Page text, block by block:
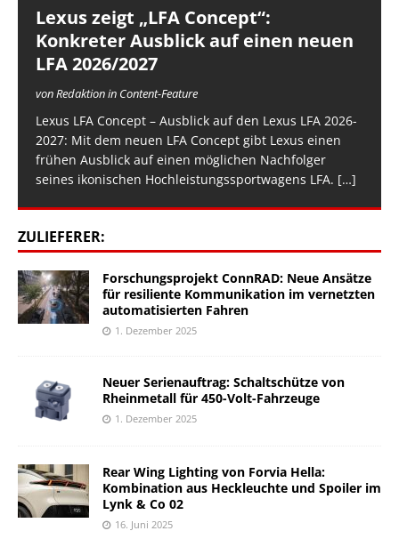
Lexus zeigt „LFA Concept“:
Konkreter Ausblick auf einen neuen
LFA 2026/2027
von Redaktion in Content-Feature
Lexus LFA Concept – Ausblick auf den Lexus LFA 2026-
2027: Mit dem neuen LFA Concept gibt Lexus einen
frühen Ausblick auf einen möglichen Nachfolger
seines ikonischen Hochleistungssportwagens LFA. […]
ZULIEFERER:
Forschungsprojekt ConnRAD: Neue Ansätze
für resiliente Kommunikation im vernetzten
automatisierten Fahren
1. Dezember 2025
Neuer Serienauftrag: Schaltschütze von
Rheinmetall für 450-Volt-Fahrzeuge
1. Dezember 2025
Rear Wing Lighting von Forvia Hella:
Kombination aus Heckleuchte und Spoiler im
Lynk & Co 02
16. Juni 2025